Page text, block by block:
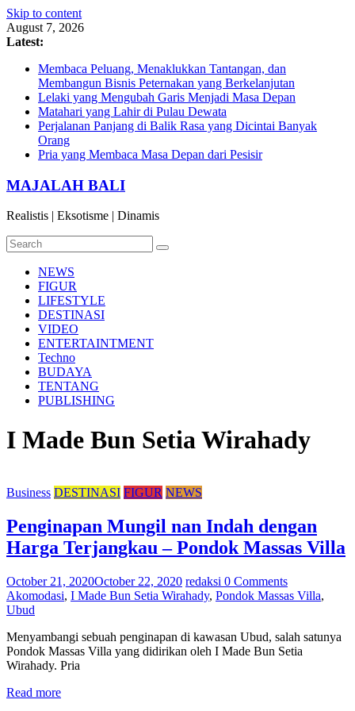
Skip to content
August 7, 2026
Latest:
Membaca Peluang, Menaklukkan Tantangan, dan
Membangun Bisnis Peternakan yang Berkelanjutan
Lelaki yang Mengubah Garis Menjadi Masa Depan
Matahari yang Lahir di Pulau Dewata
Perjalanan Panjang di Balik Rasa yang Dicintai Banyak
Orang
Pria yang Membaca Masa Depan dari Pesisir
MAJALAH BALI
Realistis | Eksotisme | Dinamis
NEWS
FIGUR
LIFESTYLE
DESTINASI
VIDEO
ENTERTAINTMENT
Techno
BUDAYA
TENTANG
PUBLISHING
I Made Bun Setia Wirahady
Business DESTINASI FIGUR NEWS
Penginapan Mungil nan Indah dengan
Harga Terjangkau – Pondok Massas Villa
October 21, 2020October 22, 2020 redaksi 0 Comments
Akomodasi, I Made Bun Setia Wirahady, Pondok Massas Villa,
Ubud
Menyambangi sebuah penginapan di kawasan Ubud, salah satunya
Pondok Massas Villa yang didirikan oleh I Made Bun Setia
Wirahady. Pria
Read more